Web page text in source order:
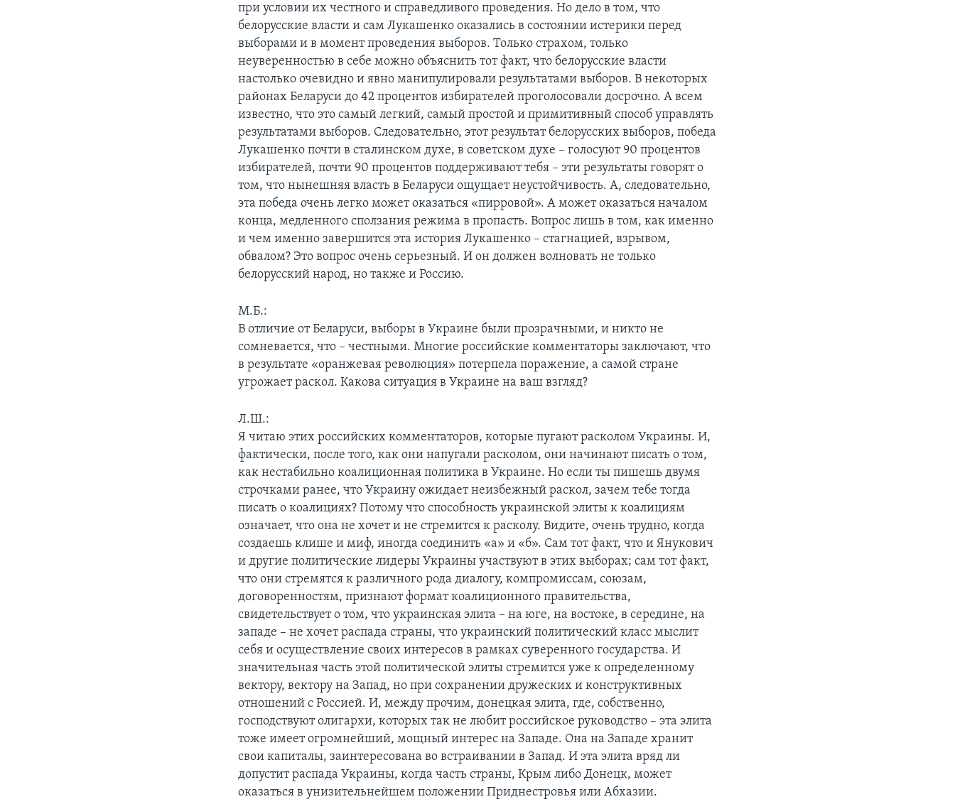
при условии их честного и справедливого проведения. Но дело в том, что
белорусские власти и сам Лукашенко оказались в состоянии истерики перед
выборами и в момент проведения выборов. Только страхом, только
неуверенностью в себе можно объяснить тот факт, что белорусские власти
настолько очевидно и явно манипулировали результатами выборов. В некоторых
районах Беларуси до 42 процентов избирателей проголосовали досрочно. А всем
известно, что это самый легкий, самый простой и примитивный способ управлять
результатами выборов. Следовательно, этот результат белорусских выборов, победа
Лукашенко почти в сталинском духе, в советском духе – голосуют 90 процентов
избирателей, почти 90 процентов поддерживают тебя – эти результаты говорят о
том, что нынешняя власть в Беларуси ощущает неустойчивость. А, следовательно,
эта победа очень легко может оказаться «пирровой». А может оказаться началом
конца, медленного сползания режима в пропасть. Вопрос лишь в том, как именно
и чем именно завершится эта история Лукашенко – стагнацией, взрывом,
обвалом? Это вопрос очень серьезный. И он должен волновать не только
белорусский народ, но также и Россию.
М.Б.:
В отличие от Беларуси, выборы в Украине были прозрачными, и никто не
сомневается, что – честными. Многие российские комментаторы заключают, что
в результате «оранжевая революция» потерпела поражение, а самой стране
угрожает раскол. Какова ситуация в Украине на ваш взгляд?
Л.Ш.:
Я читаю этих российских комментаторов, которые пугают расколом Украины. И,
фактически, после того, как они напугали расколом, они начинают писать о том,
как нестабильно коалиционная политика в Украине. Но если ты пишешь двумя
строчками ранее, что Украину ожидает неизбежный раскол, зачем тебе тогда
писать о коалициях? Потому что способность украинской элиты к коалициям
означает, что она не хочет и не стремится к расколу. Видите, очень трудно, когда
создаешь клише и миф, иногда соединить «а» и «б». Сам тот факт, что и Янукович
и другие политические лидеры Украины участвуют в этих выборах; сам тот факт,
что они стремятся к различного рода диалогу, компромиссам, союзам,
договоренностям, признают формат коалиционного правительства,
свидетельствует о том, что украинская элита – на юге, на востоке, в середине, на
западе – не хочет распада страны, что украинский политический класс мыслит
себя и осуществление своих интересов в рамках суверенного государства. И
значительная часть этой политической элиты стремится уже к определенному
вектору, вектору на Запад, но при сохранении дружеских и конструктивных
отношений с Россией. И, между прочим, донецкая элита, где, собственно,
господствуют олигархи, которых так не любит российское руководство – эта элита
тоже имеет огромнейший, мощный интерес на Западе. Она на Западе хранит
свои капиталы, заинтересована во встраивании в Запад. И эта элита вряд ли
допустит распада Украины, когда часть страны, Крым либо Донецк, может
оказаться в унизительнейшем положении Приднестровья или Абхазии.